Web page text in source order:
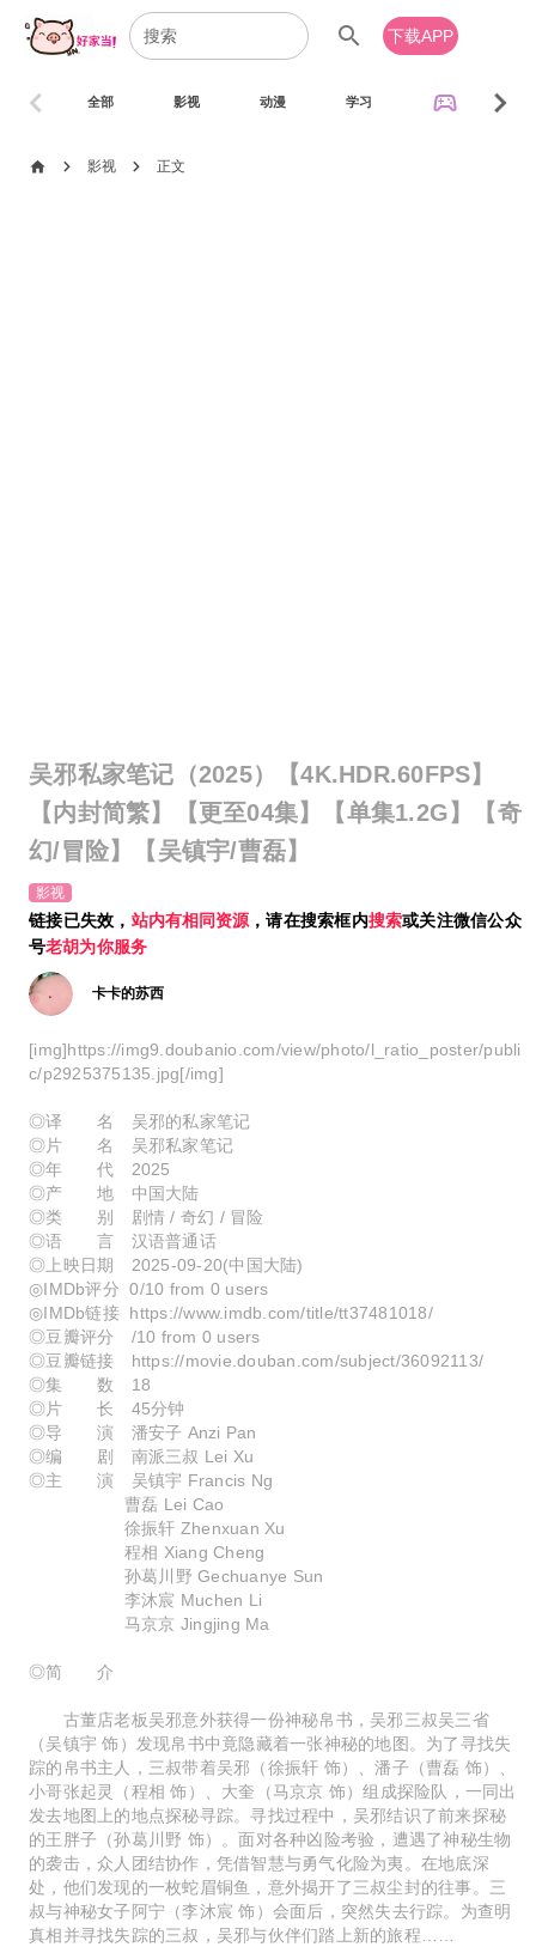
search 下载APP
全部 影视 动漫 学习 sports_esports
chevron_left chevron_right
home chevron_right 影视 chevron_right 正文
吴邪私家笔记（2025）【4K.HDR.60FPS】
【内封简繁】【更至04集】【单集1.2G】【奇
幻/冒险】【吴镇宇/曹磊】
影视
链接已失效， 站内有相同资源 ，请在搜索框内搜索或关注微信公众
号老胡为你服务
卡卡的苏西
[img]https://img9.doubanio.com/view/photo/l_ratio_poster/publi
c/p2925375135.jpg[/img]
◎译 名 吴邪的私家笔记
◎片 名 吴邪私家笔记
◎年 代 2025
◎产 地 中国大陆
◎类 别 剧情 / 奇幻 / 冒险
◎语 言 汉语普通话
◎上映日期 2025-09-20(中国大陆)
◎IMDb评分 0/10 from 0 users
◎IMDb链接 https://www.imdb.com/title/tt37481018/
◎豆瓣评分 /10 from 0 users
◎豆瓣链接 https://movie.douban.com/subject/36092113/
◎集 数 18
◎片 长 45分钟
◎导 演 潘安子 Anzi Pan
◎编 剧 南派三叔 Lei Xu
◎主 演 吴镇宇 Francis Ng
曹磊 Lei Cao
徐振轩 Zhenxuan Xu
程相 Xiang Cheng
孙葛川野 Gechuanye Sun
李沐宸 Muchen Li
马京京 Jingjing Ma
◎简 介
古董店老板吴邪意外获得一份神秘帛书，吴邪三叔吴三省
（吴镇宇 饰）发现帛书中竟隐藏着一张神秘的地图。为了寻找失
踪的帛书主人，三叔带着吴邪（徐振轩 饰）、潘子（曹磊 饰）、
小哥张起灵（程相 饰）、大奎（马京京 饰）组成探险队，一同出
发去地图上的地点探秘寻踪。寻找过程中，吴邪结识了前来探秘
的王胖子（孙葛川野 饰）。面对各种凶险考验，遭遇了神秘生物
的袭击，众人团结协作，凭借智慧与勇气化险为夷。在地底深
处，他们发现的一枚蛇眉铜鱼，意外揭开了三叔尘封的往事。三
叔与神秘女子阿宁（李沐宸 饰）会面后，突然失去行踪。为查明
真相并寻找失踪的三叔，吴邪与伙伴们踏上新的旅程……